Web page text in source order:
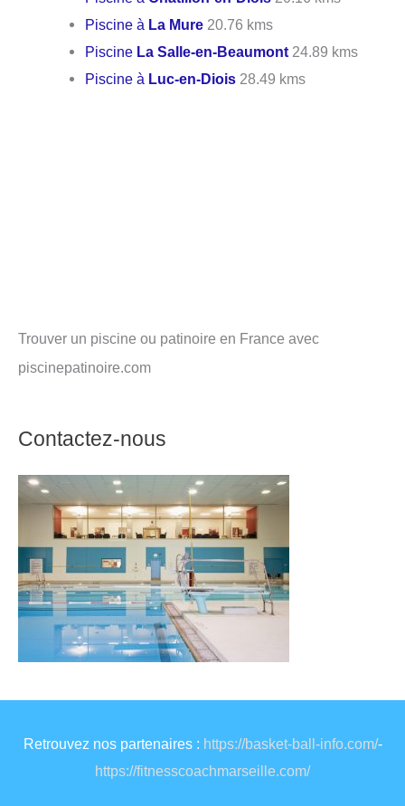
Piscine à La Mure 20.76 kms
Piscine La Salle-en-Beaumont 24.89 kms
Piscine à Luc-en-Diois 28.49 kms
Trouver un piscine ou patinoire en France avec
piscinepatinoire.com
Contactez-nous
Retrouvez nos partenaires : https://basket-ball-info.com/-
https://fitnesscoachmarseille.com/